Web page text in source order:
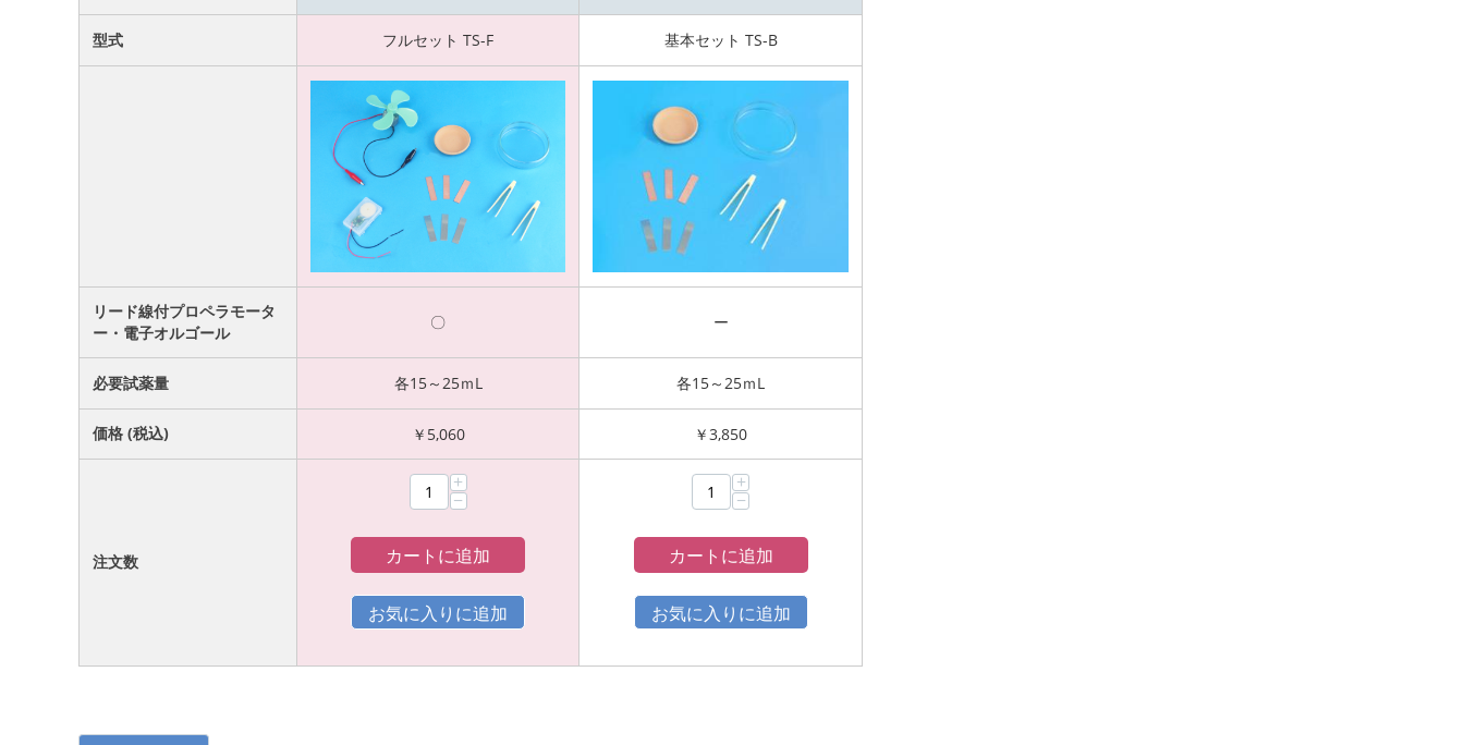
型式 フルセット TS-F 基本セット TS-B
リード線付プロペラモータ
ー・電子オルゴール
〇 ー
必要試薬量 各15～25ｍL 各15～25ｍL
価格 (税込) ￥ 5,060 ￥3,850
注文数
+
−
カートに追加
+
−
カートに追加